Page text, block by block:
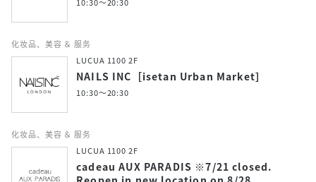
化妆品、美容 ＆ 服务
LUCUA 1100 2F
NAILS INC［isetan Urban Market］
10:30～20:30
化妆品、美容 ＆ 服务
LUCUA 1100 2F
cadeau AUX PARADIS ※7/21 closed.